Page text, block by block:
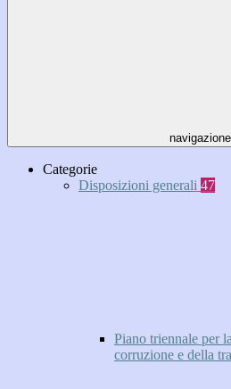
navigazione
Categorie
Disposizioni generali 47
Piano triennale per
corruzione e della